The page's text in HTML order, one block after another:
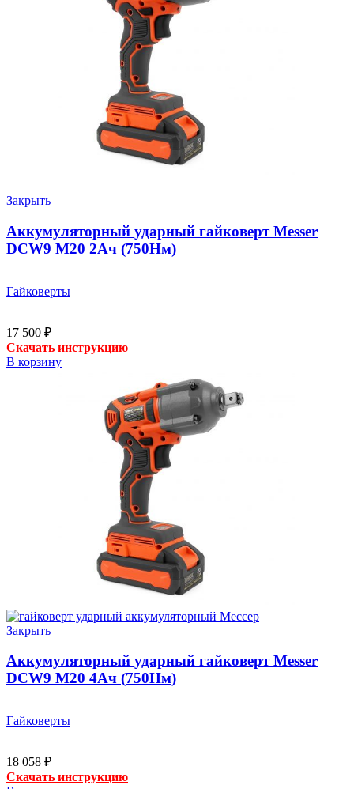
Закрыть
Аккумуляторный ударный гайковерт Messer
DCW9 М20 2Ач (750Нм)
Гайковерты
17 500 ₽
Скачать инструкцию
В корзину
Закрыть
Аккумуляторный ударный гайковерт Messer
DCW9 М20 4Ач (750Нм)
Гайковерты
18 058 ₽
Скачать инструкцию